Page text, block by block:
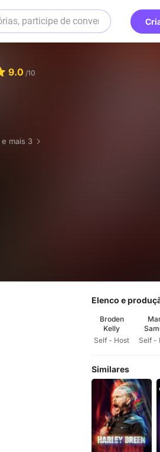
9.0 /10
e mais 3
Elenco e
Broden
Kelly
Self - Host
Self -
Similares